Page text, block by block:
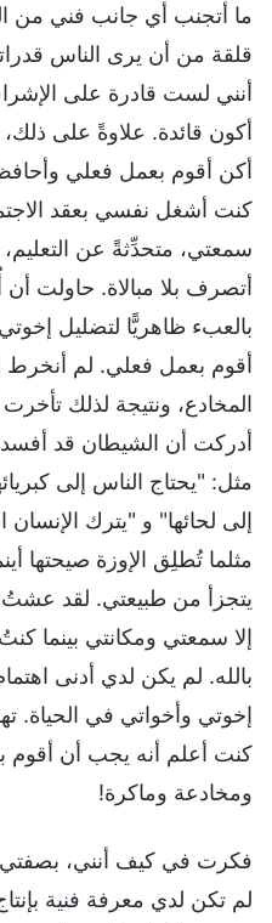
ما أتجنب أي جانب فني من
قلقة من أن يرى الناس
أنني لست قادرة على
أكون قائدة. علاوةً على
أكن أقوم بعمل فعلي
كنت أشغل نفسي بعقد
سمعتي، متحدِّثةً عن
أتصرف بلا مبالاة. حاولت
بالعبء ظاهريًّا لتضليل
أقوم بعمل فعلي. لم أنخرط
المخادع، ونتيجة لذلك
أدركت أن الشيطان قد
مثل: "يحتاج الناس إلى
إلى لحائها" و "يترك
مثلما تُطلِق الإوزة صيحتها
يتجزأ من طبيعتي. لقد عشتُ
إلا سمعتي ومكانتي بينما
بالله. لم يكن لدي أدنى
إخوتي وأخواتي في الحياة.
كنت أعلم أنه يجب أن أقوم
ومخادعة وماكرة!
فكرت في كيف أنني، بصفتي
لم تكن لدي معرفة فنية